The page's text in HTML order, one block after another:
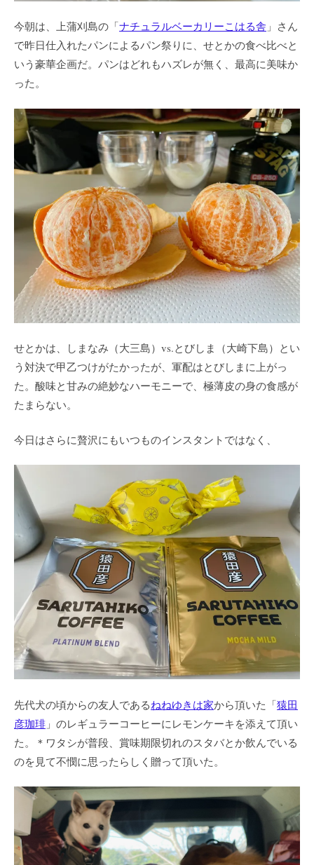
今朝は、上蒲刈島の「ナチュラルベーカリーこはる舎 」さん
で昨日仕入れたパンによるパン祭りに、せとかの食べ比べと
いう豪華企画だ。パンはどれもハズレが無く、最高に美味か
った。
せとかは、しまなみ（大三島）vs.とびしま（大崎下島）とい
う対決で甲乙つけがたかったが、軍配はとびしまに上がっ
た。酸味と甘みの絶妙なハーモニーで、極薄皮の身の食感が
たまらない。
今日はさらに贅沢にもいつものインスタントではなく、
先代犬の頃からの友人であるねねゆきは家から頂いた「猿田
彦珈琲 」のレギュラーコーヒーにレモンケーキを添えて頂い
た。＊ワタシが普段、賞味期限切れのスタバとか飲んでいる
のを見て不憫に思ったらしく贈って頂いた。